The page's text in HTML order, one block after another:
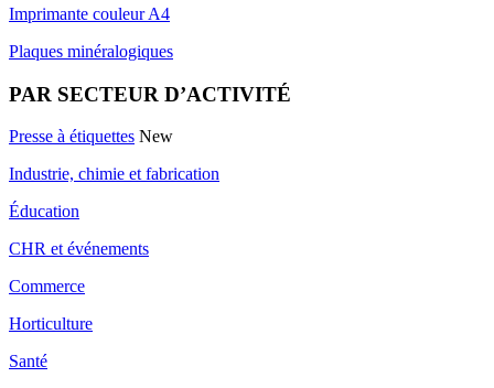
Imprimante couleur A4
Plaques minéralogiques
PAR SECTEUR D’ACTIVITÉ
Presse à étiquettes New
Industrie, chimie et fabrication
Éducation
CHR et événements
Commerce
Horticulture
Santé